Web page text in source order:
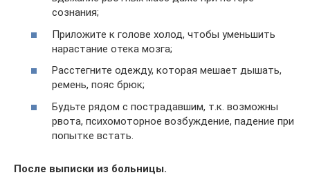
сознания;
Приложите к голове холод, чтобы уменьшить
нарастание отека мозга;
Расстегните одежду, которая мешает дышать,
ремень, пояс брюк;
Будьте рядом с пострадавшим, т.к. возможны
рвота, психомоторное возбуждение, падение при
попытке встать.
После выписки из больницы.